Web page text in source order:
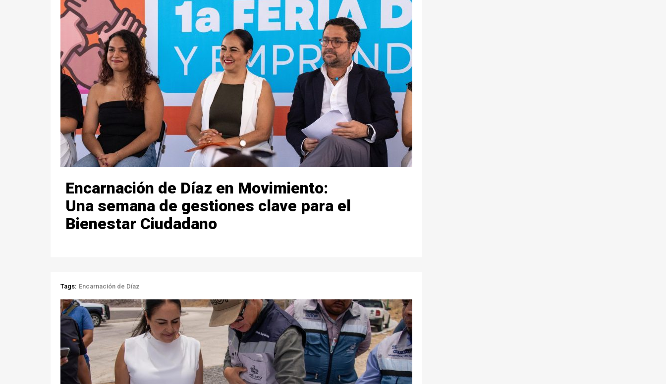
Encarnación de Díaz en Movimiento:
Una semana de gestiones clave para el
Bienestar Ciudadano
Tags: Encarnación de Díaz